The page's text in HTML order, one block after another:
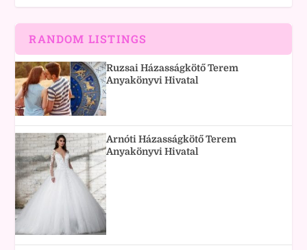
RANDOM LISTINGS
Ruzsai Házasságkötő Terem
Anyakönyvi Hivatal
Arnóti Házasságkötő Terem
Anyakönyvi Hivatal